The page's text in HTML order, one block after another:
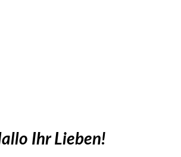
Ihr Lieben!